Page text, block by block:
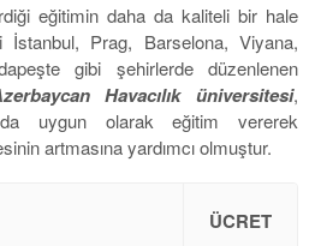
eğitimin daha da kaliteli bir hale
İstanbul, Prag, Barselona, Viyana,
gibi şehirlerde düzenlenen
Havacılık üniversitesi,
da uygun olarak eğitim vererek
artmasına yardımcı olmuştur.
ÜCRET